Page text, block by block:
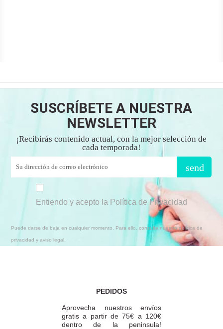
SUSCRÍBETE A NUESTRA
NEWSLETTER
¡Recibirás contenido actual, con la mejor selección de
cada temporada!
send
Entiendo y acepto la Política de Privacidad
Puede darse de baja en cualquier momento. Para ello, consulte nuestra política de
privacidad y aviso legal.
PEDIDOS
Aprovecha nuestros envíos
gratis a partir de 75€ a 120€
dentro de la peninsula!